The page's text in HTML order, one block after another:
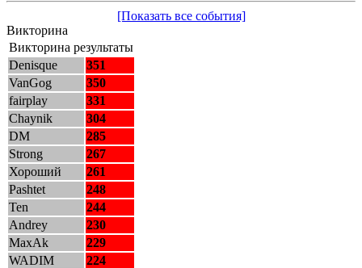
[Показать все события]
Викторина
Викторина результаты
Denisque
351
VanGog
350
fairplay
331
Chaynik
304
DM
285
Strong
267
Хороший
261
Pashtet
248
Ten
244
Andrey
230
MaxAk
229
WADIM
224